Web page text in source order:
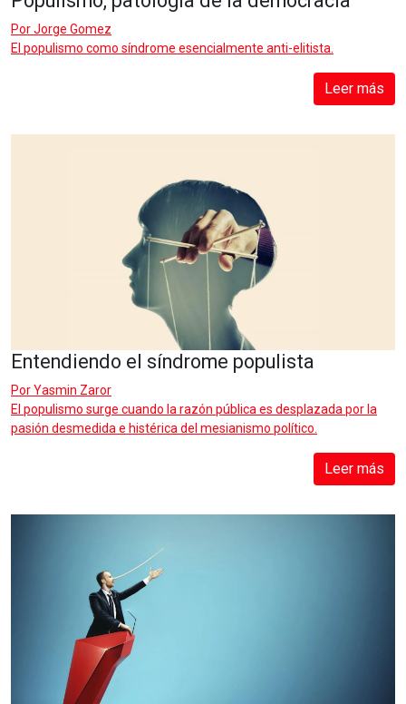
PorJorge Gomez
El populismo como síndrome esencialmente anti-elitista.
Leer más
Entendiendo el síndrome populista
PorYasmin Zaror
El populismo surge cuando la razón pública es desplazada por la
pasión desmedida e histérica del mesianismo político.
Leer más